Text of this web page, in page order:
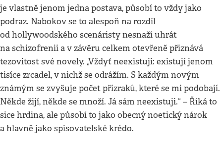
je vlastně jenom jedna postava, působí to vždy jako
podraz. Nabokov se to alespoň na rozdíl
od hollywoodského scenáristy nesnaží uhrát
na schizofrenii a v závěru celkem otevřeně přiznává
tezovitost své novely. „Vždyť neexistuji: existují jenom
tisíce zrcadel, v nichž se odrážím. S každým novým
známým se zvyšuje počet přízraků, které se mi podobají.
Někde žijí, někde se množí. Já sám neexistuji.“ – Říká to
sice hrdina, ale působí to jako obecný noetický nárok
a hlavně jako spisovatelské krédo.